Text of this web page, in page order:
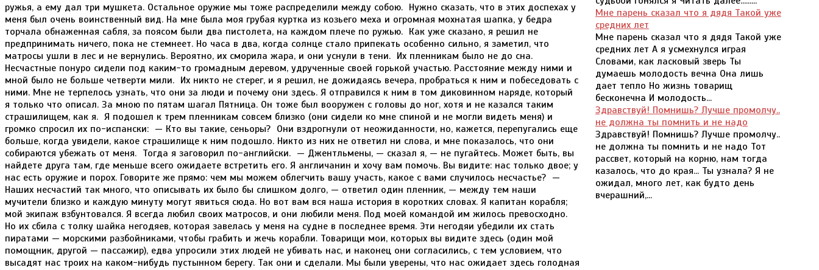
Мне парень сказал что я дядя Такой уже
средних лет
Мне парень сказал что я дядя Такой уже
средних лет А я усмехнулся играя
Словами, как ласковый зверь Ты
думаешь молодость вечна Она лишь
дает тепло Но жизнь товарищ
бесконечна И молодость...
Здравствуй! Помнишь? Лучше промолчу..
не должна ты помнить и не надо
Здравствуй! Помнишь? Лучше промолчу..
не должна ты помнить и не надо Тот
рассвет, который на корню, нам тогда
казалось, что до края... Ты узнала? Я не
ожидал, много лет, как будто день
вчерашний,...